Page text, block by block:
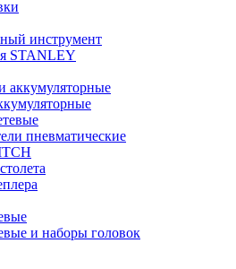
инструмент
STANLEY
аккумуляторные
пневматические
и наборы головок